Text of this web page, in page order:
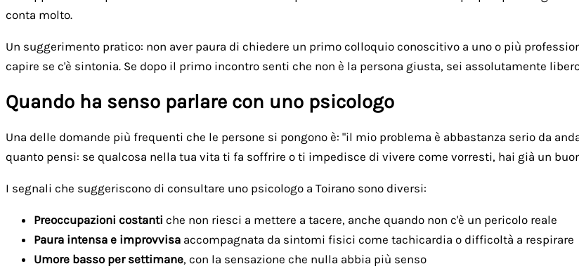
conta molto.
Un suggerimento pratico: non aver paura di chiedere un primo colloquio conoscitivo a uno o più
capire se c'è sintonia. Se dopo il primo incontro senti che non è la persona giusta, sei assolutamente
Quando ha senso parlare con uno psicologo
Una delle domande più frequenti che le persone si pongono è: "il mio problema è abbastanza serio da
quanto pensi: se qualcosa nella tua vita ti fa soffrire o ti impedisce di vivere come vorresti, hai già un
I segnali che suggeriscono di consultare uno psicologo a Toirano sono diversi:
Preoccupazioni costanti che non riesci a mettere a tacere, anche quando non c'è un pericolo reale
Paura intensa e improvvisa accompagnata da sintomi fisici come tachicardia o difficoltà a respirare
Umore basso per settimane, con la sensazione che nulla abbia più senso